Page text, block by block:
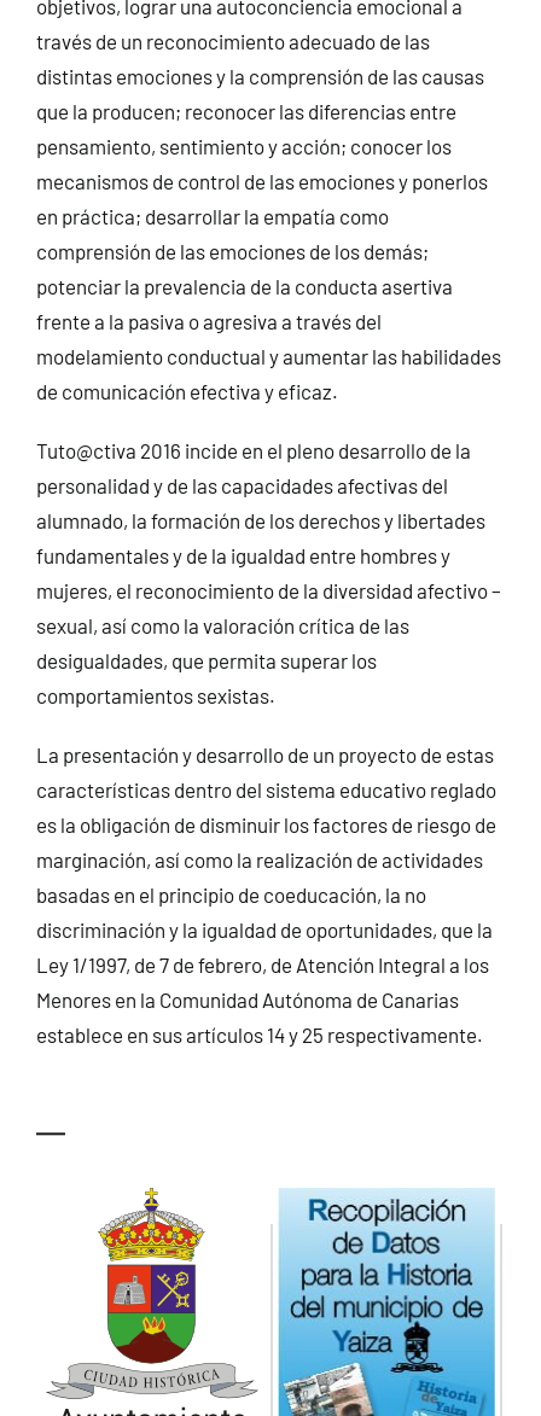
objetivos, lograr una autoconciencia emocional a
través de un reconocimiento adecuado de las
distintas emociones y la comprensión de las causas
que la producen; reconocer las diferencias entre
pensamiento, sentimiento y acción; conocer los
mecanismos de control de las emociones y ponerlos
en práctica; desarrollar la empatía como
comprensión de las emociones de los demás;
potenciar la prevalencia de la conducta asertiva
frente a la pasiva o agresiva a través del
modelamiento conductual y aumentar las habilidades
de comunicación efectiva y eficaz.
Tuto@ctiva 2016 incide en el pleno desarrollo de la
personalidad y de las capacidades afectivas del
alumnado, la formación de los derechos y libertades
fundamentales y de la igualdad entre hombres y
mujeres, el reconocimiento de la diversidad afectivo –
sexual, así como la valoración crítica de las
desigualdades, que permita superar los
comportamientos sexistas.
La presentación y desarrollo de un proyecto de estas
características dentro del sistema educativo reglado
es la obligación de disminuir los factores de riesgo de
marginación, así como la realización de actividades
basadas en el principio de coeducación, la no
discriminación y la igualdad de oportunidades, que la
Ley 1/1997, de 7 de febrero, de Atención Integral a los
Menores en la Comunidad Autónoma de Canarias
establece en sus artículos 14 y 25 respectivamente.
—